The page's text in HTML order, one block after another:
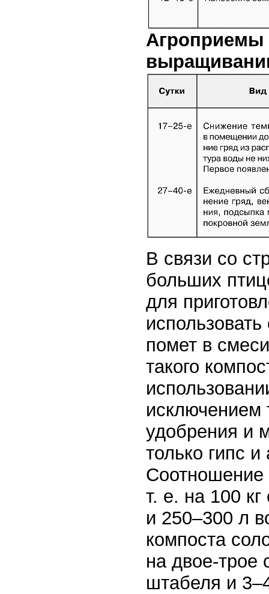
Агроприемы
В связи со
больших
для
помет в
такого
исключением
удобрения и
только гипс
Соотношение
т. е. на 100
и 250–300 л
компоста
на двое-трое
штабеля и